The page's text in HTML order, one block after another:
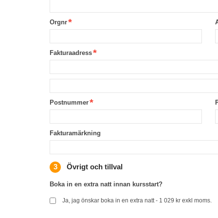
Orgnr
Fakturaadress
Postnummer
Fakturamärkning
Övrigt och tillval
Boka in en extra natt innan kursstart?
Ja, jag önskar boka in en extra natt - 1 029 kr exkl moms.